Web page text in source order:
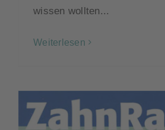
wissen wollten...
Weiterlesen